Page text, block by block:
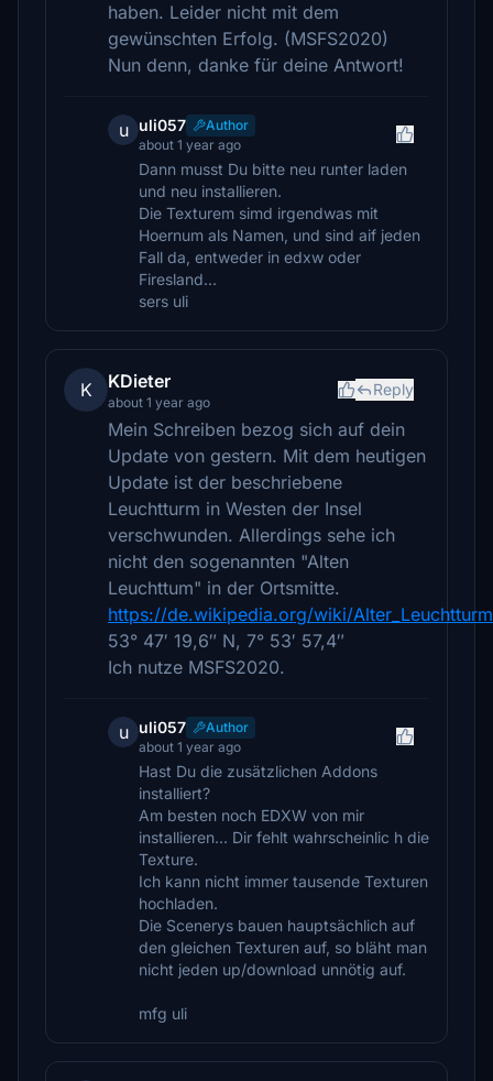
haben. Leider nicht mit dem
gewünschten Erfolg. (MSFS2020)
Nun denn, danke für deine Antwort!
u uli057
Author
about 1 year ago
Dann musst Du bitte neu runter laden
und neu installieren.
Die Texturem simd irgendwas mit
Hoernum als Namen, und sind aif jeden
Fall da, entweder in edxw oder
Firesland...
sers uli
K KDieter
about 1 year ago
Reply
Mein Schreiben bezog sich auf dein
Update von gestern. Mit dem heutigen
Update ist der beschriebene
Leuchtturm in Westen der Insel
verschwunden. Allerdings sehe ich
nicht den sogenannten "Alten
Leuchttum" in der Ortsmitte.
https://de.wikipedia.org/wiki/
53° 47′ 19,6″ N, 7° 53′ 57,4″
Ich nutze MSFS2020.
u uli057
Author
about 1 year ago
Hast Du die zusätzlichen Addons
installiert?
Am besten noch EDXW von mir
installieren... Dir fehlt wahrscheinlic h die
Texture.
Ich kann nicht immer tausende Texturen
hochladen.
Die Scenerys bauen hauptsächlich auf
den gleichen Texturen auf, so bläht man
nicht jeden up/download unnötig auf.
mfg uli